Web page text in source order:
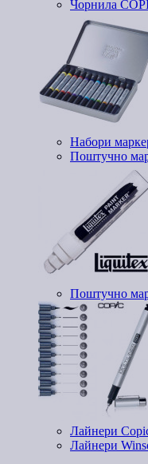
Чорнила
Набори
Поштучно
Поштучно
Лайнери
Лайнери